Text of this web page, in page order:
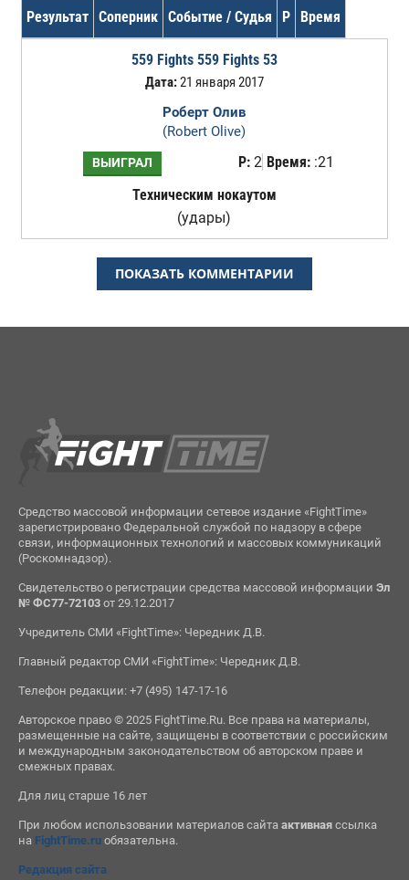
Результат Соперник Событие / Судья Р Время
559 Fights 559 Fights 53
Дата:21 января 2017
Роберт Олив
(Robert Olive)
ВЫИГРАЛ Р: 2 Время: :21
Техническим нокаутом
(удары)
ПОКАЗАТЬ КОММЕНТАРИИ
Средство массовой информации сетевое издание «FightTime»
зарегистрировано Федеральной службой по надзору в сфере
связи, информационных технологий и массовых коммуникаций
(Роскомнадзор).
Свидетельство о регистрации средства массовой информации Эл
№ ФС77-72103от 29.12.2017
Учредитель СМИ «FightTime»: Чередник Д.В.
Главный редактор СМИ «FightTime»: Чередник Д.В.
Телефон редакции: +7 (495) 147-17-16
Авторское право © 2025 FightTime.Ru. Все права на материалы,
размещенные на сайте, защищены в соответствии с российским
и международным законодательством об авторском праве и
смежных правах.
Для лиц старше 16 лет
При любом использовании материалов сайта активнаяссылка
на FightTime.ruобязательна.
Редакция сайта